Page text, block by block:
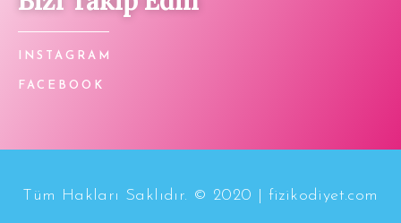
INSTAGRAM
FACEBOOK
Tüm Hakları Saklıdır. © 2020 | fizikodiyet.com